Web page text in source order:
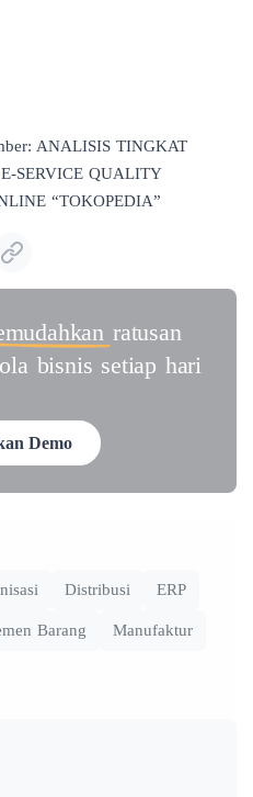
ANALISIS TINGKAT
SERVICE QUALITY
“TOKOPEDIA”
ratusan
bisnis setiap hari
Demo
Distribusi ERP
Barang Manufaktur